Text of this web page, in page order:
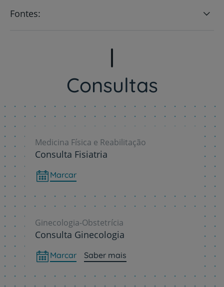
Fontes:
Consultas
Medicina Física e Reabilitação
Consulta Fisiatria
Marcar
Ginecologia-Obstetrícia
Consulta Ginecologia
Marcar Saber mais